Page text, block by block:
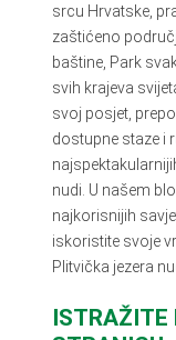
srcu Hrvatske,
zaštićeno
baštine, Park
svih krajeva
svoj posjet,
dostupne staze i
nudi. U našem
najkorisnijih
iskoristite svoje
Plitvička jezera
ISTRAŽITE